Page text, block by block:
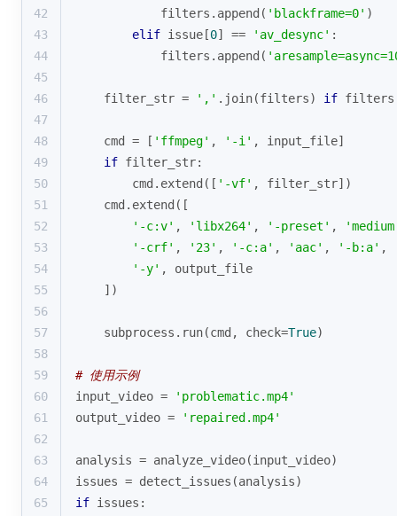
42
            filters.append(
'blackframe=0' )
43
elif issue[0] == 'av_desync' :
44
            filters.append(
45
46
    filter_str =
',' .join(filters) if
47
48
    cmd = [
'ffmpeg' , '-i' , input_file]
49
if filter_str:
50
        cmd.extend([
'-vf' , filter_str])
51
    cmd.extend([
52
'-c:v' , 'libx264' , '-preset' ,
53
'-crf' , '23' , '-c:a' , 'aac' , '-b:a' ,
54
'-y' , output_file
55
    ])
56
57
    subprocess.run(cmd, check=
True)
58
59
# 使用示例
60
input_video =
'problematic.mp4'
61
output_video =
'repaired.mp4'
62
63
analysis = analyze_video(input_video)
64
issues = detect_issues(analysis)
65
if issues: